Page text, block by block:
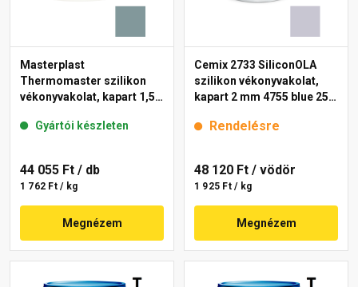
Masterplast
Thermomaster szilikon
vékonyvakolat, kapart 1,5
Gyártói készleten
44 055 Ft / db
1 762 Ft / kg
Megnézem
Cemix 2733 SiliconOLA
szilikon vékonyvakolat,
kapart 2 mm 4755 blue 25
Rendelésre
48 120 Ft / vödör
1 925 Ft / kg
Megnézem